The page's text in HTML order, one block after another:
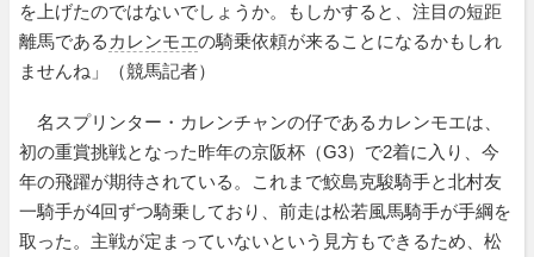
を上げたのではないでしょうか。もしかすると、注目の短距
離馬である カレンモエの騎乗依頼が来ることになるかもしれ
ませんね」（競馬記者）
名スプリンター・カレンチャンの仔であるカレンモエは、
初の重賞挑戦となった昨年の京阪杯（G3）で2着に入り、今
年の飛躍が期待されている。これまで鮫島克駿騎手と北村友
一騎手が4回ずつ騎乗しており、前走は松若風馬騎手が手綱を
取った。主戦が定まっていないという見方もできるため、松